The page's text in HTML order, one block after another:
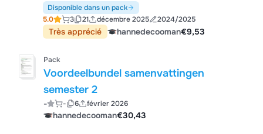
Disponible dans un pack
5.0
3 21 décembre 2025 2024/2025
Très apprécié hannedecooman€9,53
Pack
Voordeelbundel samenvattingen
semester 2
- - 6 février 2026
hannedecooman€30,43